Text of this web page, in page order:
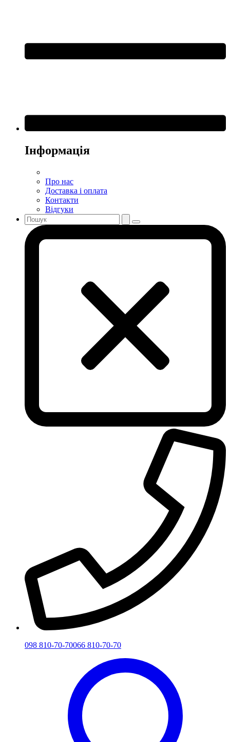
Інформація
Про нас
Доставка і оплата
Контакти
Відгуки
098 810-70-70066 810-70-70